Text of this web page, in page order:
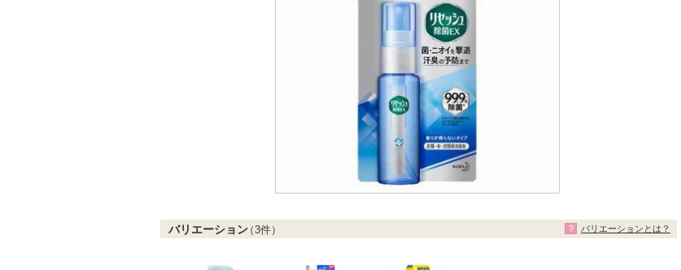
バリエーション（3件） バリエーションとは？